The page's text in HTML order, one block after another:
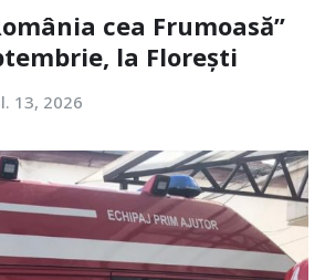
cea Frumoasă”
la Florești
13, 2026